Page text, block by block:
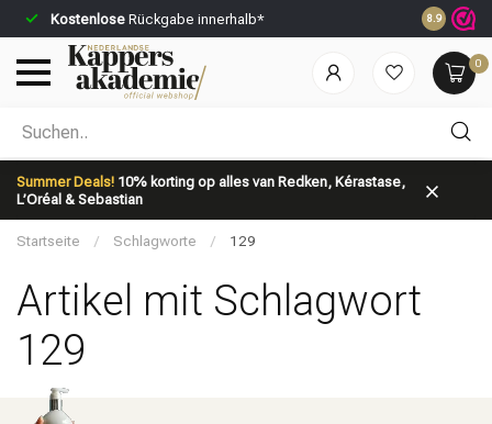
Kostenlose Rückgabe innerhalb* Vor 23:59
8.9
0
Summer Deals! 10% korting op alles van Redken, Kérastase,
L’Oréal & Sebastian
Nach welcher Kategorie suchst du?
Marken
Startseite / Schlagworte / 129
Artikel mit Schlagwort
129